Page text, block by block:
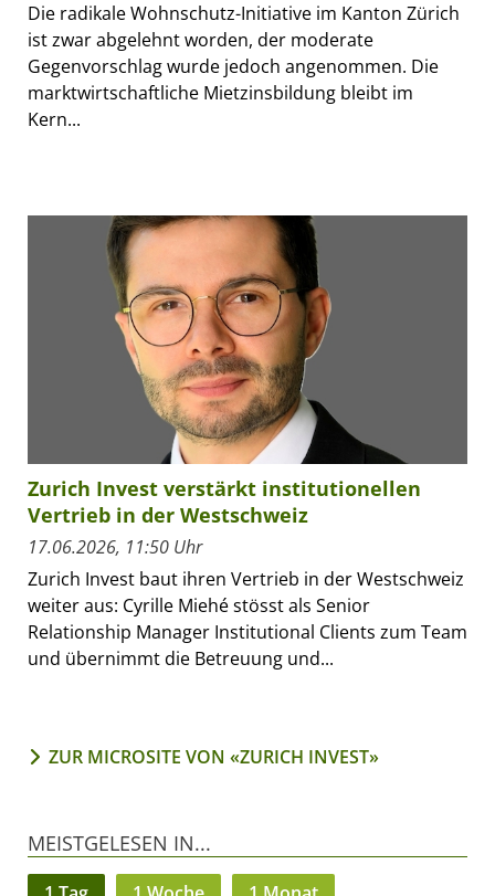
Die radikale Wohnschutz-Initiative im Kanton Zürich
ist zwar abgelehnt worden, der moderate
Gegenvorschlag wurde jedoch angenommen. Die
marktwirtschaftliche Mietzinsbildung bleibt im
Kern...
Zurich Invest verstärkt institutionellen
Vertrieb in der Westschweiz
17.06.2026, 11:50 Uhr
Zurich Invest baut ihren Vertrieb in der Westschweiz
weiter aus: Cyrille Miehé stösst als Senior
Relationship Manager Institutional Clients zum Team
und übernimmt die Betreuung und...
ZUR MICROSITE VON «ZURICH INVEST»
MEISTGELESEN IN...